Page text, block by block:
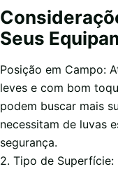
Seus
Posição em Campo:
leves e com bom
podem buscar mais
necessitam de luvas
segurança.
2. Tipo de